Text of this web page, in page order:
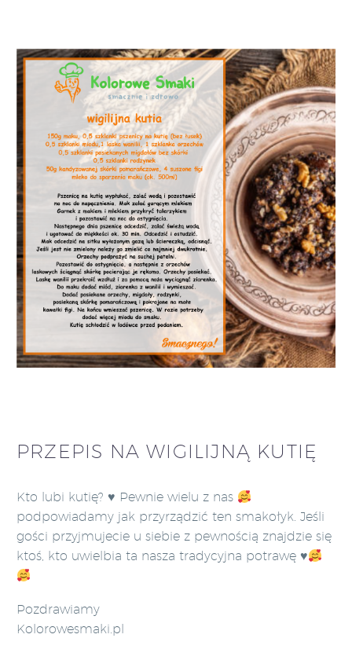
PRZEPIS NA WIGILIJNĄ KUTIĘ
Kto lubi kutię? ♥️ Pewnie wielu z nas
podpowiadamy jak przyrządzić ten smakołyk. Jeśli
gości przyjmujecie u siebie z pewnością znajdzie się
ktoś, kto uwielbia ta nasza tradycyjna potrawę ♥️
Pozdrawiamy
Kolorowesmaki.pl